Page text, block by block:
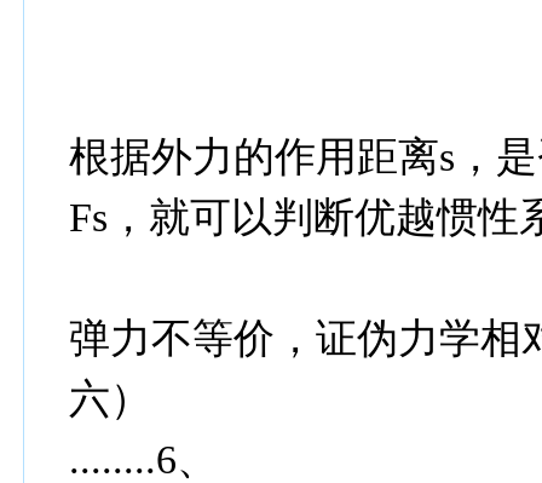
根据外力的作用距离s，
Fs，就可以判断优越惯性
弹力不等价，证伪力学相
六）
........6、